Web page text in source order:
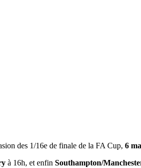
des 1/16e de finale de la FA Cup, 6
à 16h, et enfin Southampton/